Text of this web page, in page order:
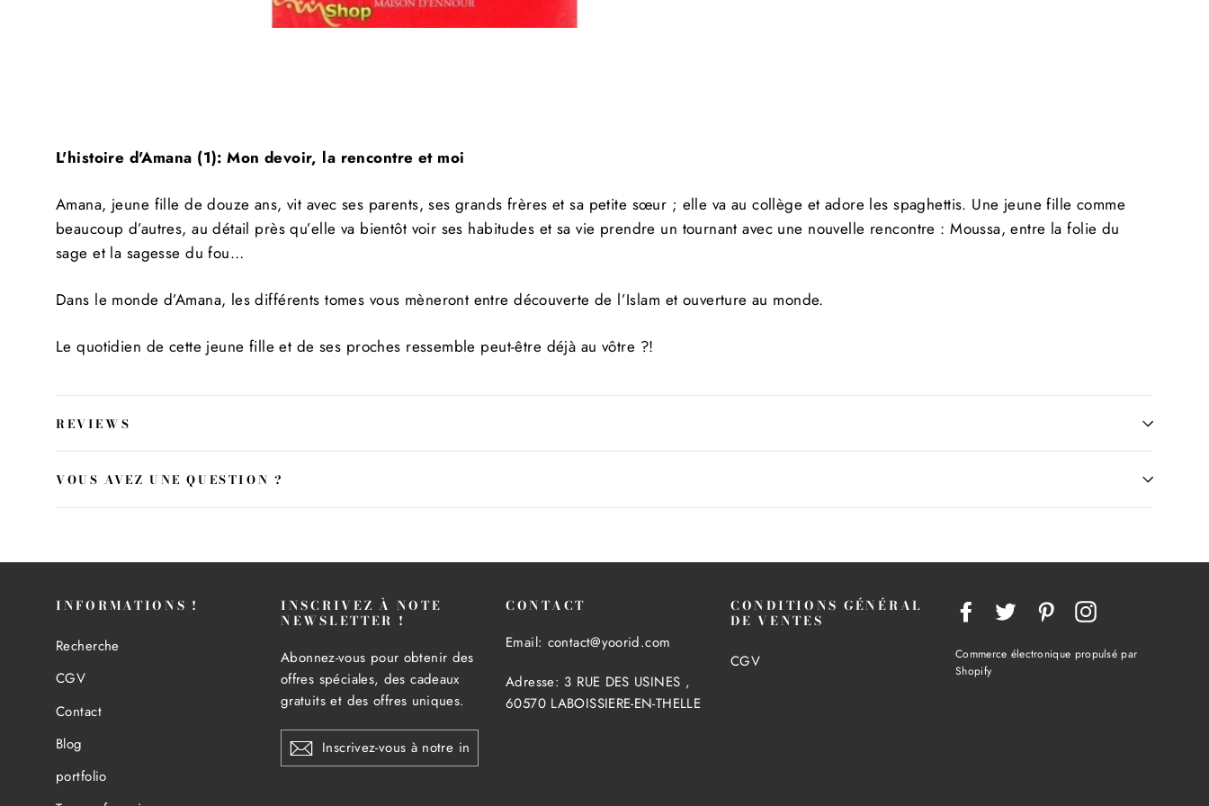
L'histoire d'Amana (1): Mon devoir, la rencontre et moi
Amana, jeune fille de douze ans, vit avec ses parents, ses grands frères et sa petite sœur ; elle va au collège et adore les spaghettis. Une jeune fille comme
beaucoup d’autres, au détail près qu’elle va bientôt voir ses habitudes et sa vie prendre un tournant avec une nouvelle rencontre : Moussa, entre la folie du
sage et la sagesse du fou…
Dans le monde d’Amana, les différents tomes vous mèneront entre découverte de l’Islam et ouverture au monde.
Le quotidien de cette jeune fille et de ses proches ressemble peut-être déjà au vôtre ?!
REVIEWS
VOUS AVEZ UNE QUESTION ?
code promotionnel de 5 % pour les nouveaux clients !
INSCRIVEZ-
VOUS
À
S'inscrire
INFORMATIONS !
Recherche
CGV
Contact
Blog
portfolio
INSCRIVEZ À NOTE
NEWSLETTER !
Abonnez-vous pour obtenir des
offres spéciales, des cadeaux
gratuits et des offres uniques.
INSCRIVEZ-
VOUS
À
CONTACT
Email: contact@yoorid.com
Adresse: 3 RUE DES USINES ,
60570 LABOISSIERE-EN-THELLE
CONDITIONS GÉNÉRAL
DE VENTES
CGV
FacebookTwitter Pinterest
Commerce électronique propulsé par
Shopify